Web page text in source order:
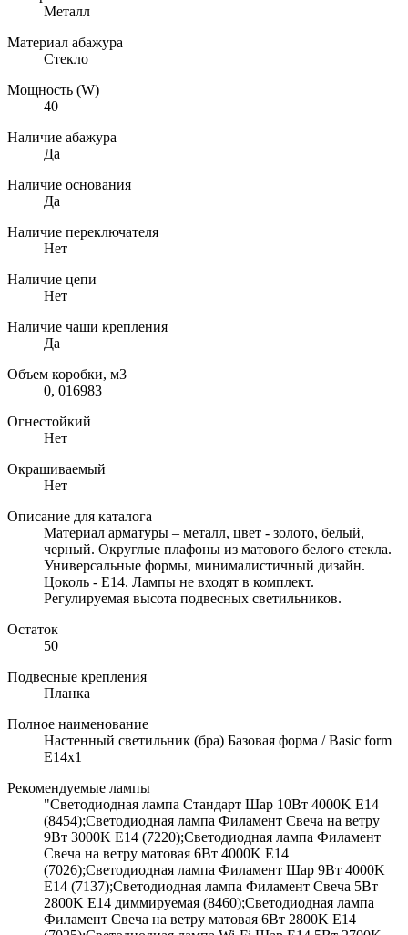
Металл
Материал абажура
Стекло
Мощность (W)
40
Наличие абажура
Да
Наличие основания
Да
Наличие переключателя
Нет
Наличие цепи
Нет
Наличие чаши крепления
Да
Объем коробки, м3
0, 016983
Огнестойкий
Нет
Окрашиваемый
Нет
Описание для каталога
Материал арматуры – металл, цвет - золото, белый,
черный. Округлые плафоны из матового белого стекла.
Универсальные формы, минималистичный дизайн.
Цоколь - E14. Лампы не входят в комплект.
Регулируемая высота подвесных светильников.
Остаток
50
Подвесные крепления
Планка
Полное наименование
Настенный светильник (бра) Базовая форма / Basic form
E14х1
Рекомендуемые лампы
"Светодиодная лампа Стандарт Шар 10Вт 4000K E14
(8454);Светодиодная лампа Филамент Свеча на ветру
9Вт 3000K E14 (7220);Светодиодная лампа Филамент
Свеча на ветру матовая 6Вт 4000K E14
(7026);Светодиодная лампа Филамент Шар 9Вт 4000K
E14 (7137);Светодиодная лампа Филамент Свеча 5Вт
2800K E14 диммируемая (8460);Светодиодная лампа
Филамент Свеча на ветру матовая 6Вт 2800K E14